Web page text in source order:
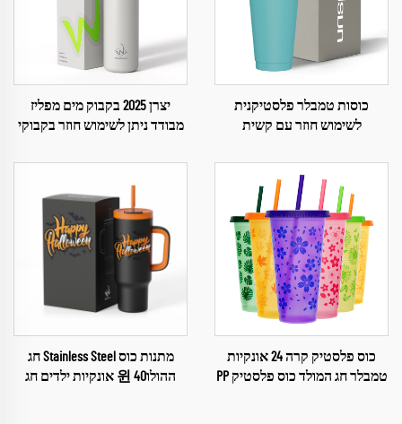
כוסות טמבלר פלסטיקנית
לשימוש חוזר עם קשית
יצרן 2025 בקבוק מים מפליז
מבודד ניתן לשימוש חוזר בקבוקי
כוס פלסטיק קרה 24 אונקיות
טמבלר חג המולד כוס פלסטיק PP
מתנות כוס Stainless Steel חג
ההולו윈 40 אונקיות ילדים חג